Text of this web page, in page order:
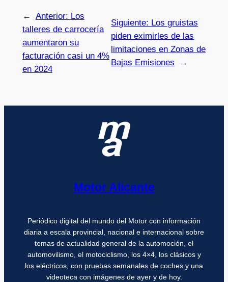
← Anterior: Los
talleres de carrocería
aumentaron su
facturación casi un 4%
en 2024
Siguiente: Los gruistas
piden eximirles de las
limitaciones en Zonas de
Bajas Emisiones
→
Motor Alicante
Periódico digital del mundo del Motor con información
diaria a escala provincial, nacional e internacional sobre
temas de actualidad general de la automoción, el
automovilismo, el motociclismo, los 4×4, los clásicos y
los eléctricos, con pruebas semanales de coches y una
videoteca con imágenes de ayer y de hoy.